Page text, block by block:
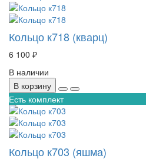
Кольцо к718 (кварц)
6 100 ₽
В наличии
В корзину
Есть комплект
Кольцо к703 (яшма)